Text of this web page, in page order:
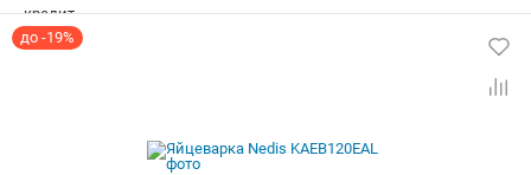
до -19%